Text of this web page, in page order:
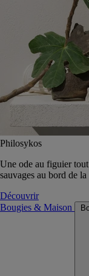
Philosykos
Une ode au figuier
sauvages au bord de
Découvrir
Bougies & Maison